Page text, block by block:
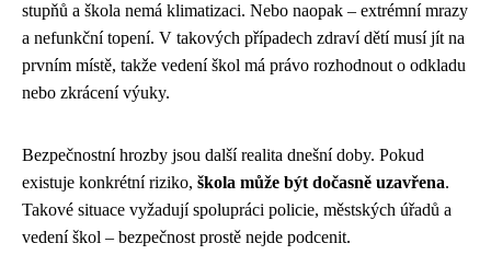
stupňů a škola nemá klimatizaci. Nebo naopak – extrémní mrazy
a nefunkční topení. V takových případech zdraví dětí musí jít na
prvním místě, takže vedení škol má právo rozhodnout o odkladu
nebo zkrácení výuky.
Bezpečnostní hrozby jsou další realita dnešní doby. Pokud
existuje konkrétní riziko, škola může být dočasně uzavřena.
Takové situace vyžadují spolupráci policie, městských úřadů a
vedení škol – bezpečnost prostě nejde podcenit.